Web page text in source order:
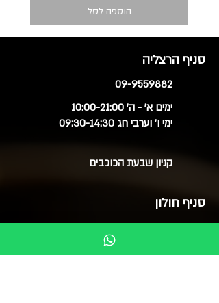
הוספה לסל
סניף הרצליה
09-9559882
ימים א' - ה' 10:00-21:00
ימי ו' וערבי חג 09:30-14:30
קניון שבעת הכוכבים
סניף חולון
03-6515060
ימים א', ב', ד', ה' 09:30-20:00